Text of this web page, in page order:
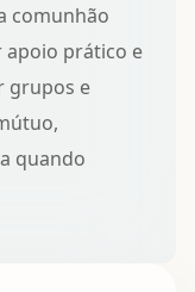
comunhão
apoio prático e
grupos e
quando